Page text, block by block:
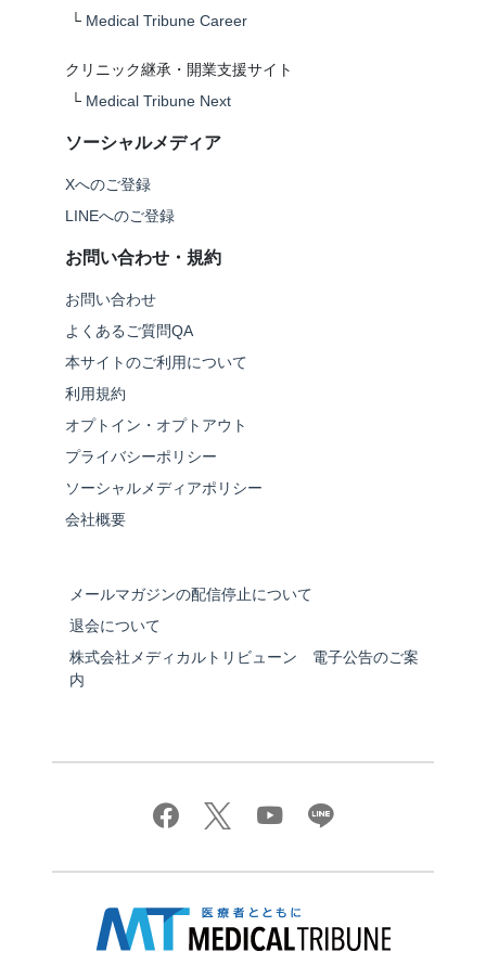
└ Medical Tribune Career
クリニック継承・開業支援サイト
└ Medical Tribune Next
ソーシャルメディア
Xへのご登録
LINEへのご登録
お問い合わせ・規約
お問い合わせ
よくあるご質問QA
本サイトのご利用について
利用規約
オプトイン・オプトアウト
プライバシーポリシー
ソーシャルメディアポリシー
会社概要
メールマガジンの配信停止について
退会について
株式会社メディカルトリビューン 電子公告のご案
内